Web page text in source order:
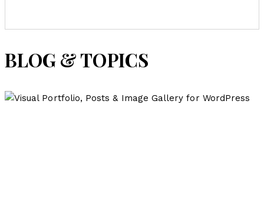
BLOG & TOPICS